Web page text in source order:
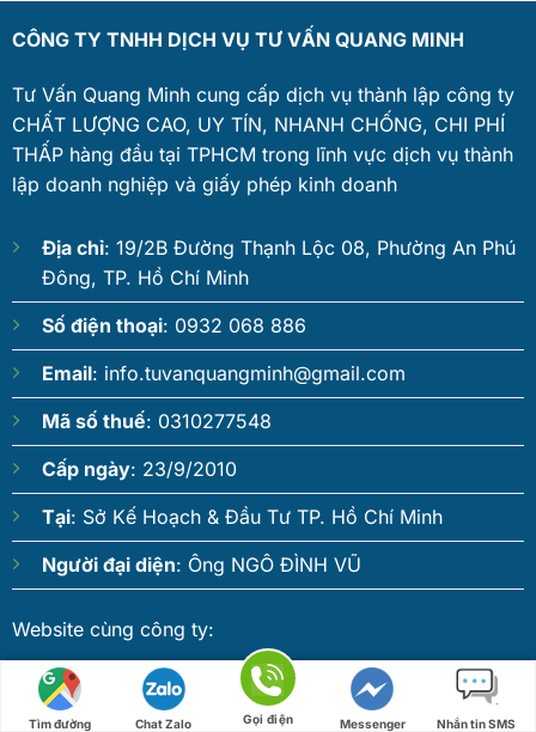
CÔNG TY TNHH DỊCH VỤ TƯ VẤN QUANG MINH
Tư Vấn Quang Minh cung cấp dịch vụ thành lập công ty
CHẤT LƯỢNG CAO, UY TÍN, NHANH CHỐNG, CHI PHÍ
THẤP hàng đầu tại TPHCM trong lĩnh vực dịch vụ thành
lập doanh nghiệp và giấy phép kinh doanh
Địa chỉ: 19/2B Đường Thạnh Lộc 08, Phường An Phú
Đông, TP. Hồ Chí Minh
Số điện thoại: 0932 068 886
Email: info.tuvanquangminh@gmail.com
Mã số thuế: 0310277548
Cấp ngày: 23/9/2010
Tại: Sở Kế Hoạch & Đầu Tư TP. Hồ Chí Minh
Người đại diện: Ông NGÔ ĐÌNH VŨ
Website cùng công ty:
Tìm đường Chat Zalo Gọi điện Messenger Nhắn tin SMS